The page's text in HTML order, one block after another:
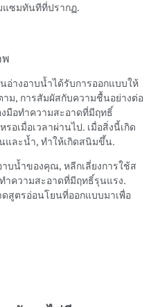
แซมทันทีที่ปรากฏ.
พ
อ่างอาบน้ำได้รับการออกแบบให้
ม, การสัมผัสกับความชื้นอย่างต่อ
งมือทำความสะอาดที่มีฤทธิ์
อเมื่อเวลาผ่านไป. เมื่อสิ่งนี้เกิด
และน้ำ, ทำให้เกิดสนิมขึ้น.
าบน้ำของคุณ, หลีกเลี่ยงการใช้ส
ำความสะอาดที่มีฤทธิ์รุนแรง.
สูตรอ่อนโยนที่ออกแบบมาเพื่อ